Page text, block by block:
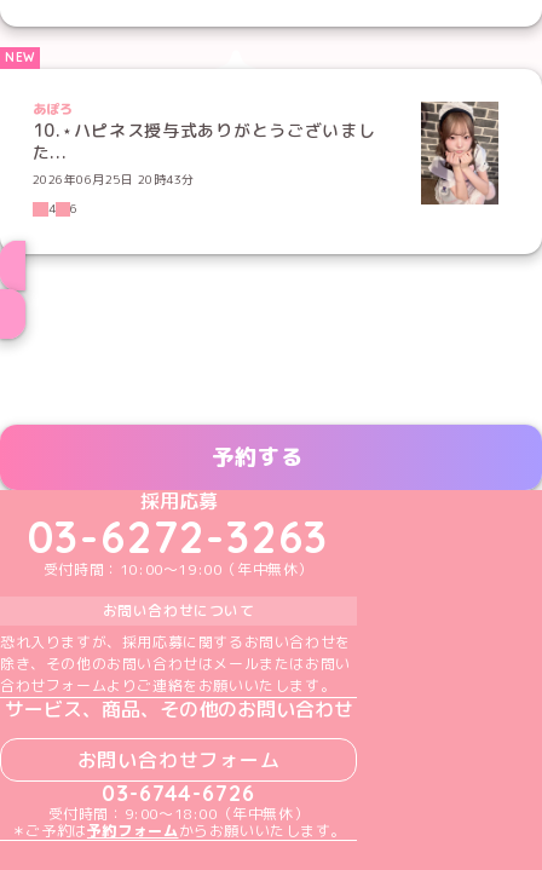
あぽろ
10.⋆ハピネス授与式ありがとうございまし
た...
2026年06月25日 20時43分
4
6
予約する
めいどりーみんTikTok公式アカウント
めいどりーみんX公式アカウント
めいどりーみんInstagram公式アカウント
めいどりーみんFacebook公式アカウン
めいどりーみんYouTube公式アカ
採用応募
03-6272-3263
受付時間：10:00～19:00（年中無休）
お問い合わせについて
恐れ入りますが、採用応募に関するお問い合わせを
除き、その他のお問い合わせはメールまたはお問い
合わせフォームよりご連絡をお願いいたします。
サービス、商品、その他のお問い合わせ
お問い合わせフォーム
03-6744-6726
受付時間：9:00～18:00（年中無休）
＊ご予約は予約フォームからお願いいたします。